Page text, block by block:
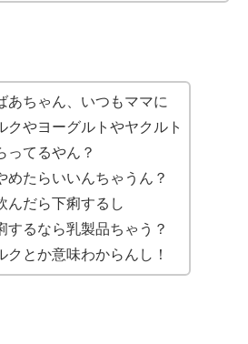
あちゃん、いつもママに
クやヨーグルトやヤクルト
ってるやん？
めたらいいんちゃうん？
んだら下痢するし
するなら乳製品ちゃう？
クとか意味わからんし！